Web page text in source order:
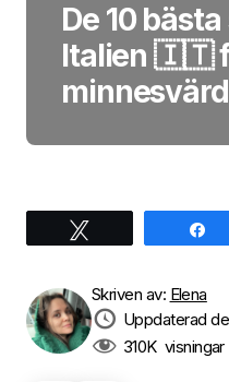
De 10
Italien 🇮🇹
Skriven av: Elena
Uppdaterad
310Kvisningar